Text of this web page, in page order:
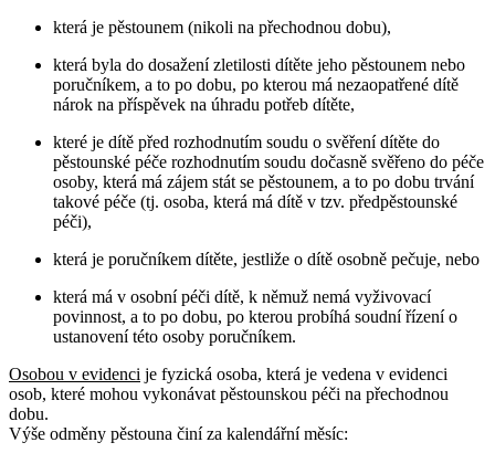
která je pěstounem (nikoli na přechodnou dobu),
která byla do dosažení zletilosti dítěte jeho pěstounem nebo
poručníkem, a to po dobu, po kterou má nezaopatřené dítě
nárok na příspěvek na úhradu potřeb dítěte,
které je dítě před rozhodnutím soudu o svěření dítěte do
pěstounské péče rozhodnutím soudu dočasně svěřeno do péče
osoby, která má zájem stát se pěstounem, a to po dobu trvání
takové péče (tj. osoba, která má dítě v tzv. předpěstounské
péči),
která je poručníkem dítěte, jestliže o dítě osobně pečuje, nebo
která má v osobní péči dítě, k němuž nemá vyživovací
povinnost, a to po dobu, po kterou probíhá soudní řízení o
ustanovení této osoby poručníkem.
Osobou v evidenci je fyzická osoba, která je vedena v evidenci
osob, které mohou vykonávat pěstounskou péči na přechodnou
dobu.
Výše odměny pěstouna činí za kalendářní měsíc: